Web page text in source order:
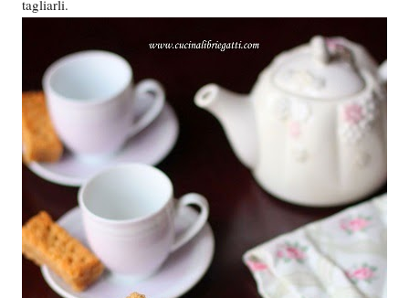
tagliarli.